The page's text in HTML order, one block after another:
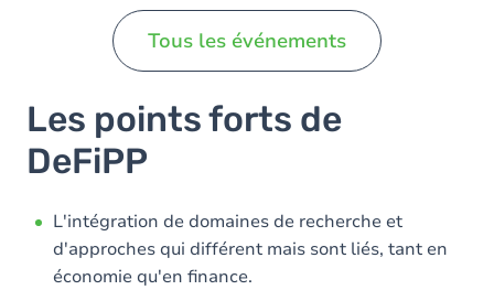
Tous les événements
Les points forts de
DeFiPP
L'intégration de domaines de recherche et
d'approches qui différent mais sont liés, tant en
économie qu'en finance.